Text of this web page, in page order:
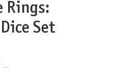
Rings:
Set